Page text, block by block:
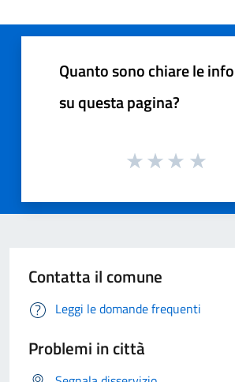
Quanto sono chiare le
su questa pagina?
Contatta il comune
Leggi le domande frequenti
Problemi in città